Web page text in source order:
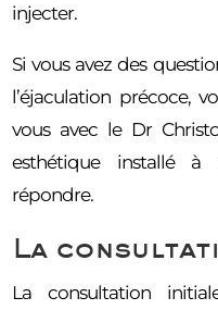
injecter.
Si vous avez des
l’éjaculation précoce,
vous avec le Dr
esthétique installé à
répondre.
La
La consultation